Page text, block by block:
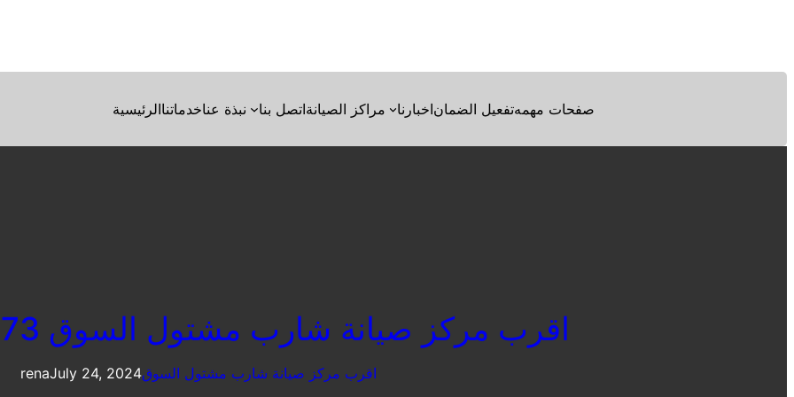
الرئيسيةخدماتنانبذة عنا اتصل بنامراكز الصيانة اخبارناتفعيل الضمانصفحات مهمه
اقرب مركز صيانة شارب مشتول السوق 01092279973
renaJuly 24, 2024اقرب مركز صيانة شارب مشتول السوق